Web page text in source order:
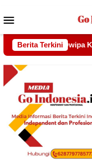
Mobile
Berita Terkini
Kepedulian kepada